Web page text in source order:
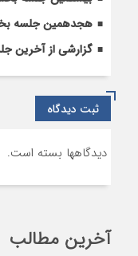
هجدهمین جلسه
گزارشی از آخرین
ثبت دیدگاه
دیدگاهها بسته است.
آخرین مطالب